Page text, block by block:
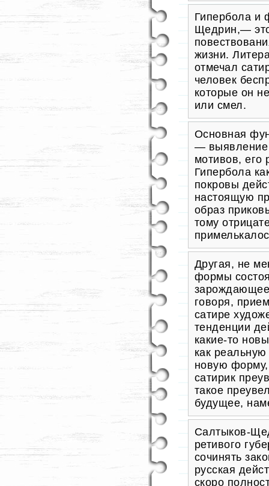
Гипербола и
Щедрин,—
жизни.
отмечал
человек
которые он
или смел.
Основная
— выявление
мотивов, его
Гипербола
покровы
настоящую
образ
тому
Другая, не
формы
говоря,
сатире
тенденции
какие-то
как
новую
сатирик
такое
будущее,
Салтыков-
ретивого
сочинять
русская
скоро